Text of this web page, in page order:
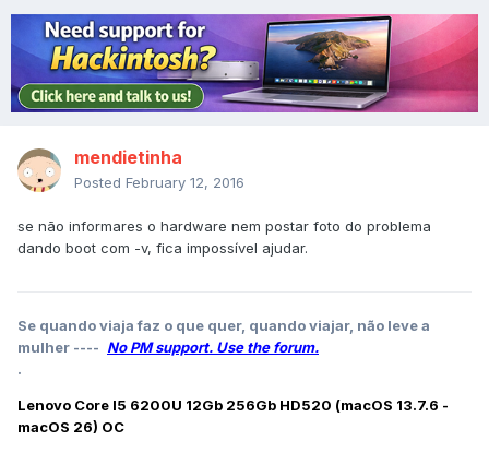
mendietinha
Posted February 12, 2016
se não informares o hardware nem postar foto do problema
dando boot com -v, fica impossível ajudar.
Se quando viaja faz o que quer, quando viajar, não leve a
mulher ---- No PM support. Use the forum.
.
Lenovo Core I5 6200U 12Gb 256Gb HD520 (macOS 13.7.6 -
macOS 26) OC